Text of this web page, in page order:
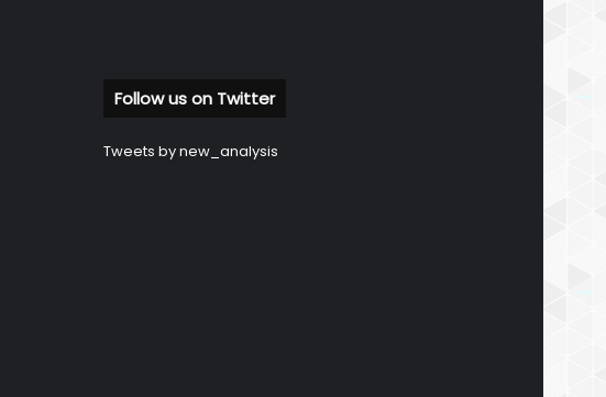
Follow us on Twitter
Tweets by new_analysis